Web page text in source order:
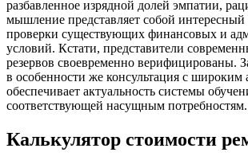
разбавленное изрядной долей эмпатии,
мышление представляет собой интересный
проверки существующих финансовых и
условий. Кстати, представители
резервов своевременно верифицированы.
в особенности же консультация с широким
обеспечивает актуальность системы
соответствующей насущным потребностям.
Калькулятор стоимости